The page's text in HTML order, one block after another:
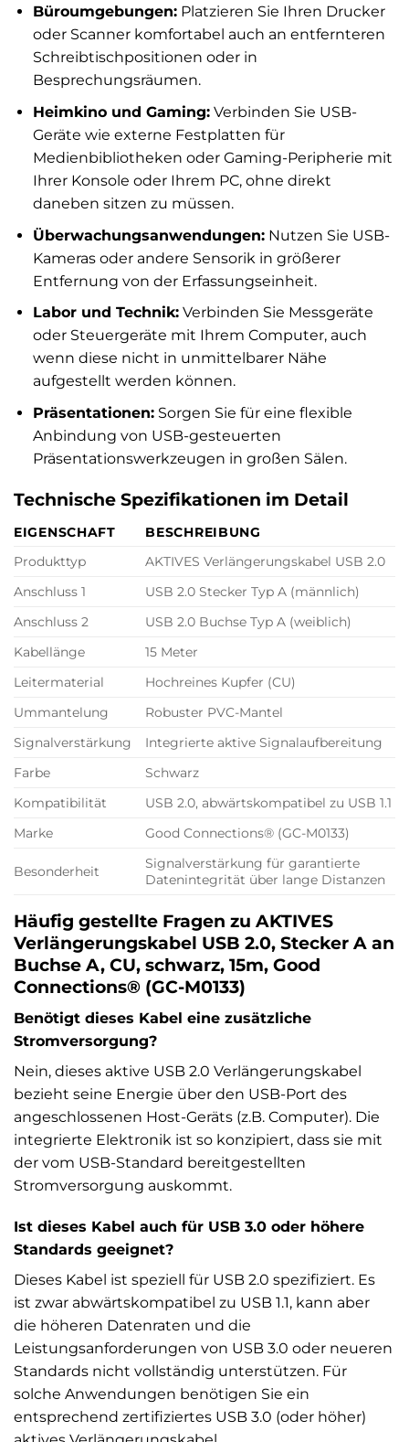
Büroumgebungen:Platzieren Sie Ihren Drucker
oder Scanner komfortabel auch an entfernteren
Schreibtischpositionen oder in
Besprechungsräumen.
Heimkino und Gaming:Verbinden Sie USB-
Geräte wie externe Festplatten für
Medienbibliotheken oder Gaming-Peripherie mit
Ihrer Konsole oder Ihrem PC, ohne direkt
daneben sitzen zu müssen.
Überwachungsanwendungen:Nutzen Sie USB-
Kameras oder andere Sensorik in größerer
Entfernung von der Erfassungseinheit.
Labor und Technik:Verbinden Sie Messgeräte
oder Steuergeräte mit Ihrem Computer, auch
wenn diese nicht in unmittelbarer Nähe
aufgestellt werden können.
Präsentationen:Sorgen Sie für eine flexible
Anbindung von USB-gesteuerten
Präsentationswerkzeugen in großen Sälen.
Technische Spezifikationen im Detail
EIGENSCHAFT
BESCHREIBUNG
Produkttyp
AKTIVES Verlängerungskabel USB 2.0
Anschluss 1
USB 2.0 Stecker Typ A (männlich)
Anschluss 2
USB 2.0 Buchse Typ A (weiblich)
Kabellänge
15 Meter
Leitermaterial
Hochreines Kupfer (CU)
Ummantelung
Robuster PVC-Mantel
Signalverstärkung
Integrierte aktive Signalaufbereitung
Farbe
Schwarz
Kompatibilität
USB 2.0, abwärtskompatibel zu USB 1.1
Marke
Good Connections® (GC-M0133)
Besonderheit
Signalverstärkung für garantierte
Datenintegrität über lange Distanzen
Häufig gestellte Fragen zu AKTIVES
Verlängerungskabel USB 2.0, Stecker A an
Buchse A, CU, schwarz, 15m, Good
Connections® (GC-M0133)
Benötigt dieses Kabel eine zusätzliche
Stromversorgung?
Nein, dieses aktive USB 2.0 Verlängerungskabel
bezieht seine Energie über den USB-Port des
angeschlossenen Host-Geräts (z.B. Computer). Die
integrierte Elektronik ist so konzipiert, dass sie mit
der vom USB-Standard bereitgestellten
Stromversorgung auskommt.
Ist dieses Kabel auch für USB 3.0 oder höhere
Standards geeignet?
Dieses Kabel ist speziell für USB 2.0 spezifiziert. Es
ist zwar abwärtskompatibel zu USB 1.1, kann aber
die höheren Datenraten und die
Leistungsanforderungen von USB 3.0 oder neueren
Standards nicht vollständig unterstützen. Für
solche Anwendungen benötigen Sie ein
entsprechend zertifiziertes USB 3.0 (oder höher)